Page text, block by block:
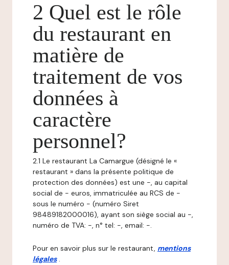
2 Quel est le rôle
du restaurant en
matière de
traitement de vos
données à
caractère
personnel?
2.1 Le restaurant La Camargue (désigné le «
restaurant » dans la présente politique de
protection des données) est une -, au capital
social de - euros, immatriculée au RCS de -
sous le numéro - (numéro Siret
98489182000016), ayant son siège social au -,
numéro de TVA: -, n° tel: -, email: -.
Pour en savoir plus sur le restaurant, mentions
légales .